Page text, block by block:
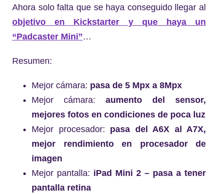
Ahora solo falta que se haya conseguido llegar al
objetivo en Kickstarter y que haya un
“Padcaster Mini”…
Resumen:
Mejor cámara: pasa de 5 Mpx a 8Mpx
Mejor cámara: aumento del sensor,
mejores fotos en condiciones de poca luz
Mejor procesador: pasa del A6X al A7X,
mejor rendimiento en procesador de
imagen
Mejor pantalla: iPad Mini 2 – pasa a tener
pantalla retina